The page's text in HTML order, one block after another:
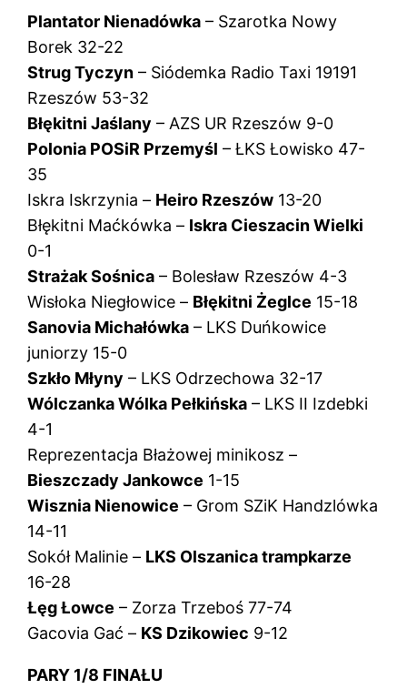
Plantator Nienadówka – Szarotka Nowy
Borek 32-22
Strug Tyczyn – Siódemka Radio Taxi 19191
Rzeszów 53-32
Błękitni Jaślany – AZS UR Rzeszów 9-0
Polonia POSiR Przemyśl – ŁKS Łowisko 47-
35
Iskra Iskrzynia – Heiro Rzeszów 13-20
Błękitni Maćkówka – Iskra Cieszacin Wielki
0-1
Strażak Sośnica – Bolesław Rzeszów 4-3
Wisłoka Niegłowice – Błękitni Żeglce 15-18
Sanovia Michałówka – LKS Duńkowice
juniorzy 15-0
Szkło Młyny – LKS Odrzechowa 32-17
Wólczanka Wólka Pełkińska – LKS II Izdebki
4-1
Reprezentacja Błażowej minikosz –
Bieszczady Jankowce 1-15
Wisznia Nienowice – Grom SZiK Handzlówka
14-11
Sokół Malinie – LKS Olszanica trampkarze
16-28
Łęg Łowce – Zorza Trzeboś 77-74
Gacovia Gać – KS Dzikowiec 9-12
PARY 1/8 FINAŁU